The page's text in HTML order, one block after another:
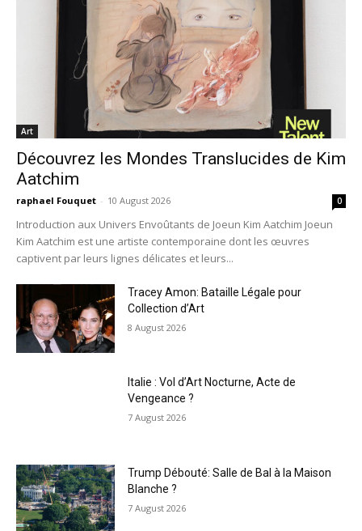
Art
Découvrez les Mondes Translucides de Kim
Aatchim
raphael Fouquet - 10 August 2026 0
Introduction aux Univers Envoûtants de Joeun Kim Aatchim Joeun
Kim Aatchim est une artiste contemporaine dont les œuvres
captivent par leurs lignes délicates et leurs...
Tracey Amon: Bataille Légale pour
Collection d’Art
8 August 2026
Italie : Vol d’Art Nocturne, Acte de
Vengeance ?
7 August 2026
Trump Débouté: Salle de Bal à la Maison
Blanche ?
7 August 2026